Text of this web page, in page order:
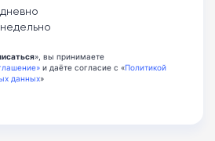
», вы принимаете
и даёте согласие с «Политикой
данных»